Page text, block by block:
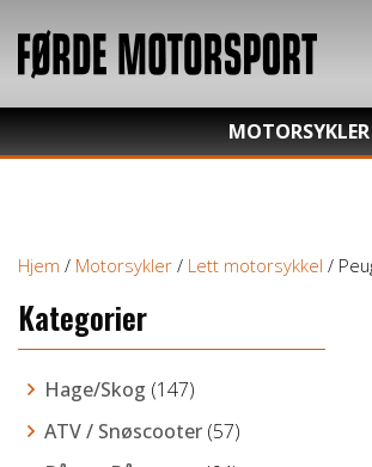
MOTORSYKLER
Moped /
Hjem / Motorsykler / Lett motorsykkel /
Kategorier
Hage/Skog (147)
ATV / Snøscooter (57)